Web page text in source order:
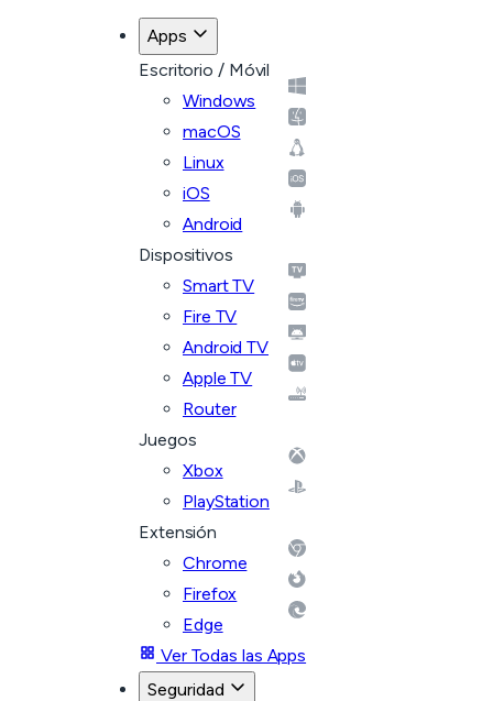
Apps
Escritorio / Móvil
Windows
macOS
Linux
iOS
Android
Dispositivos
Smart TV
Fire TV
Android TV
Apple TV
Router
Juegos
Xbox
PlayStation
Extensión
Chrome
Firefox
Edge
Ver Todas las Apps
Seguridad